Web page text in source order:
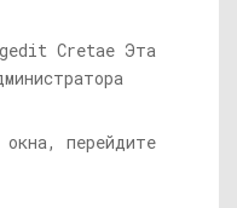
окна, перейдите